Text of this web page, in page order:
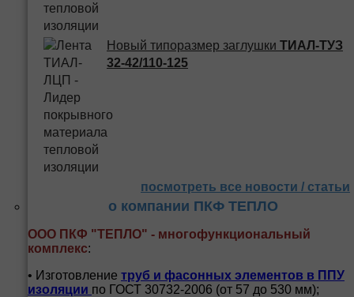
Новый типоразмер заглушки ТИАЛ-ТУЗ
32-42/110-125
посмотреть все новости / статьи
о компании ПКФ ТЕПЛО
ООО ПКФ "ТЕПЛО" - многофункциональный
комплекс:
• Изготовление труб и фасонных элементов в ППУ
изоляции по ГОСТ 30732-2006 (от 57 до 530 мм);